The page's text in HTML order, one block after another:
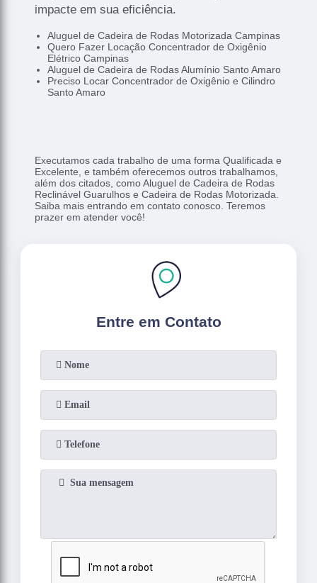
impacte em sua eficiência.
Aluguel de Cadeira de Rodas Motorizada Campinas
Quero Fazer Locação Concentrador de Oxigênio
Elétrico Campinas
Aluguel de Cadeira de Rodas Alumínio Santo Amaro
Preciso Locar Concentrador de Oxigênio e Cilindro
Santo Amaro
Executamos cada trabalho de uma forma Qualificada e
Excelente, e também oferecemos outros trabalhamos,
além dos citados, como Aluguel de Cadeira de Rodas
Reclinável Guarulhos e Cadeira de Rodas Motorizada.
Saiba mais entrando em contato conosco. Teremos
prazer em atender você!
Entre em Contato